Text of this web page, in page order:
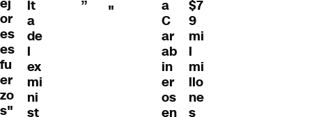
or
es
es
fu
er
zo
s"
lt
a
de
l
ex
mi
ni
st
”
"
a
C
ar
ab
in
er
os
en
$7
9
mi
l
mi
llo
ne
s